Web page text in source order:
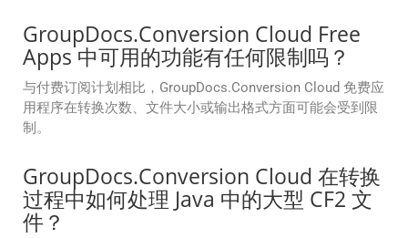
GroupDocs.Conversion Cloud Free
Apps 中可用的功能有任何限制吗？
与付费订阅计划相比，GroupDocs.Conversion Cloud 免费应
用程序在转换次数、文件大小或输出格式方面可能会受到限
制。
GroupDocs.Conversion Cloud 在转换
过程中如何处理 Java 中的大型 CF2 文
件？